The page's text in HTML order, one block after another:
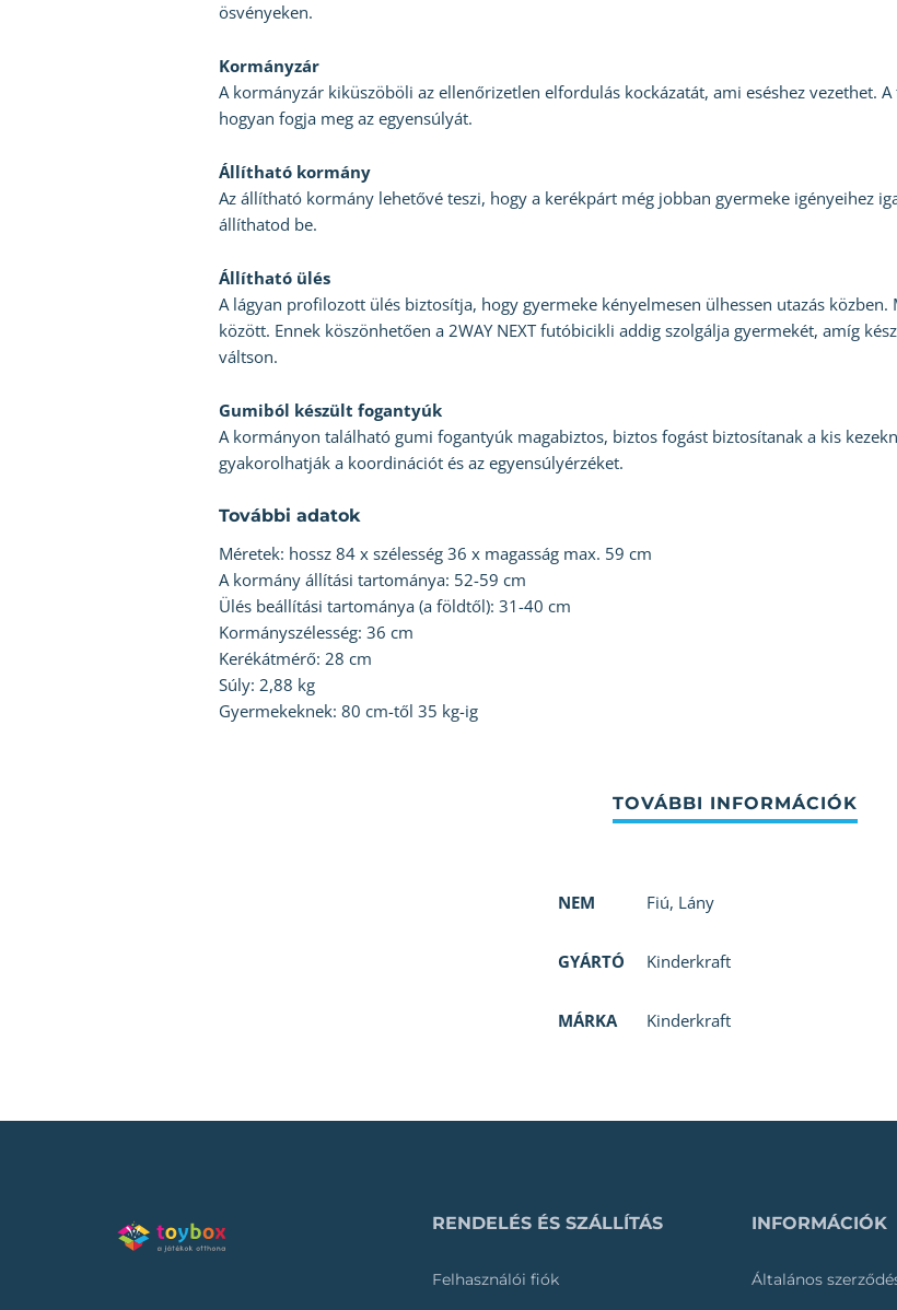
ösvényeken.
Kormányzár
A kormányzár kiküszöböli az ellenőrizetlen elfordulás kockázatát, ami eséshez vezethet.
hogyan fogja meg az egyensúlyát.
Állítható kormány
Az állítható kormány lehetővé teszi, hogy a kerékpárt még jobban gyermeke igényeihez
állíthatod be.
Állítható ülés
A lágyan profilozott ülés biztosítja, hogy gyermeke kényelmesen ülhessen utazás
között. Ennek köszönhetően a 2WAY NEXT futóbicikli addig szolgálja gyermekét, amíg
váltson.
Gumiból készült fogantyúk
A kormányon található gumi fogantyúk magabiztos, biztos fogást biztosítanak a kis
gyakorolhatják a koordinációt és az egyensúlyérzéket.
További adatok
Méretek: hossz 84 x szélesség 36 x magasság max. 59 cm
A kormány állítási tartománya: 52-59 cm
Ülés beállítási tartománya (a földtől): 31-40 cm
Kormányszélesség: 36 cm
Kerékátmérő: 28 cm
Súly: 2,88 kg
Gyermekeknek: 80 cm-től 35 kg-ig
NEM Fiú, Lány
GYÁRTÓ Kinderkraft
MÁRKA Kinderkraft
RENDELÉS ÉS SZÁLLÍTÁS
Felhasználói fiók
INFORMÁCIÓK
Általános